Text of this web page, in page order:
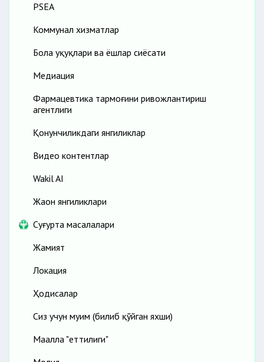
PSEA
Коммунал хизматлар
Бола ҳуқуқлари ва ёшлар сиёсати
Медиация
Фармацевтика тармоғини ривожлантириш
агентлиги
Қонунчиликдаги янгиликлар
Видео контентлар
Wakil AI
Жаҳон янгиликлари
Cуғурта масалалари
Жамият
Локация
Ҳодисалар
Сиз учун муҳим (билиб қўйган яхши)
Маҳалла "еттилиги"